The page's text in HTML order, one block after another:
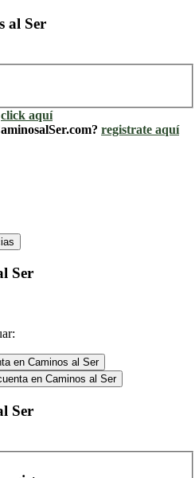
al Ser
click aquí
registrate aquí
Ser
en Caminos al Ser
en Caminos al Ser
Ser